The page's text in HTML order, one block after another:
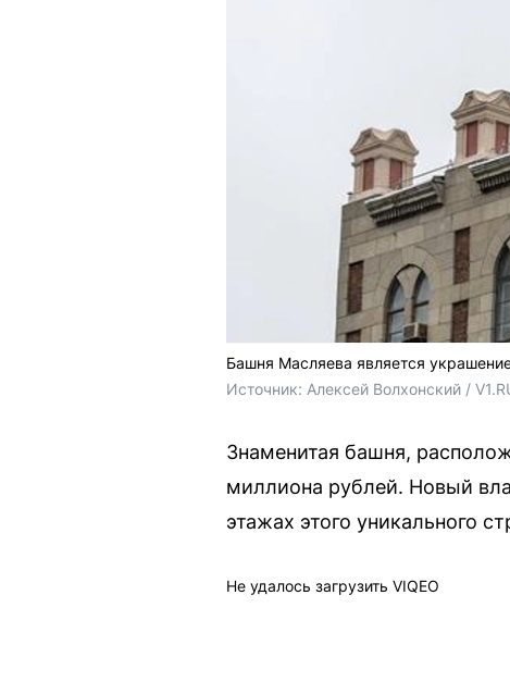
Башня Масляева является
Источник: Алексей Волхонский /
Знаменитая башня,
миллиона рублей. Новый
этажах этого уникального
Не удалось загрузить VIQEO